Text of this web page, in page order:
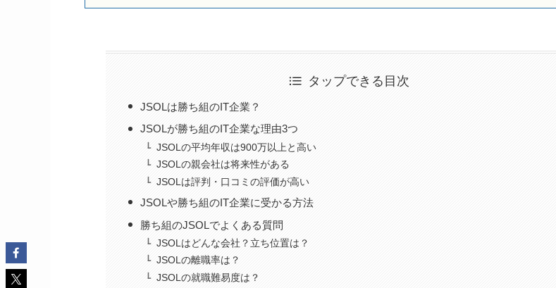
タップできる目次
JSOLは勝ち組のIT企業？
JSOLが勝ち組のIT企業な理由3つ
JSOLの平均年収は900万以上と高い
JSOLの親会社は将来性がある
JSOLは評判・口コミの評価が高い
JSOLや勝ち組のIT企業に受かる方法
勝ち組のJSOLでよくある質問
JSOLはどんな会社？立ち位置は？
JSOLの離職率は？
JSOLの就職難易度は？